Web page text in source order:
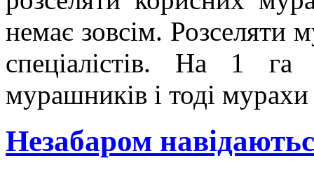
немає зовсім. Розселяти
спеціалістів. На 1
мурашників і тоді мурахи
Незабаром